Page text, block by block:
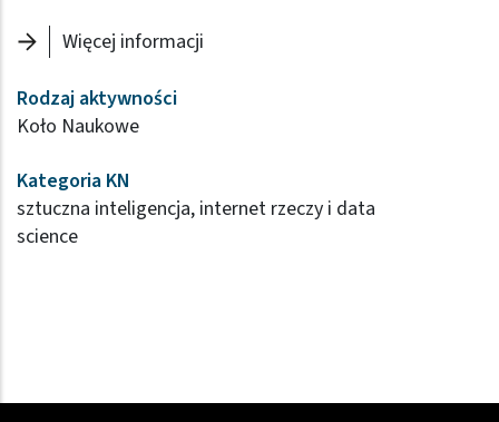
Więcej informacji
Rodzaj aktywności
Koło Naukowe
Kategoria KN
sztuczna inteligencja, internet rzeczy i data
science